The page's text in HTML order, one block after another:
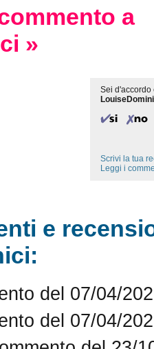
a
»
Sei d'accordo
Scrivi la tua
Leggi i
e
del 07/04/
del 07/04/